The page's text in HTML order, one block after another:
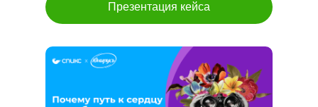
Презентация кейса